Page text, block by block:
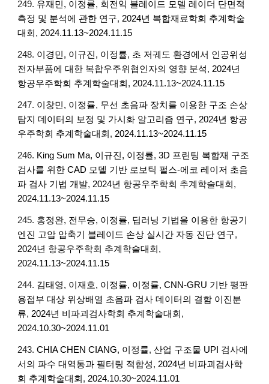
249. 유재민, 이정률, 회전익 블레이드 모델 레이더 단면적
측정 및 분석에 관한 연구, 2024년 복합재료학회 추계학술
대회 , 2024.11.13~2024.11.15
248. 이경민, 이규진, 이정률, 초 저궤도 환경에서 인공위성
전자부품에 대한 복합우주위협인자의 영향 분석, 2024년
항공우주학회 추계학술대회 , 2024.11.13~2024.11.15
247. 이창민, 이정률, 무선 초음파 장치를 이용한 구조 손상
탐지 데이터의 보정 및 가시화 알고리즘 연구, 2024년 항공
우주학회 추계학술대회 , 2024.11.13~2024.11.15
246. King Sum Ma, 이규진, 이정률,3D 프린팅 복합재 구조
검사를 위한 CAD 모델 기반 로보틱 펄스-에코 레이저 초음
파 검사 기법 개발, 2024년 항공우주학회 추계학술대회 ,
2024.11.13~2024.11.15
245. 홍정완, 전무승, 이정률, 딥러닝 기법을 이용한 항공기
엔진 고압 압축기 블레이드 손상 실시간 자동 진단 연구,
2024년 항공우주학회 추계학술대회 ,
2024.11.13~2024.11.15
244. 김태영, 이재호, 이정률, 이정률,CNN-GRU 기반 평판
용접부 대상 위상배열 초음파 검사 데이터의 결함 이진분
류, 2024년 비파괴검사학회 추계학술대회 ,
2024.10.30~2024.11.01
243.CHIA CHEN CIANG, 이정률,산업 구조물 UPI 검사에
서의 파수 대역통과 필터링 적합성, 2024년 비파괴검사학
회 추계학술대회 , 2024.10.30~2024.11.01